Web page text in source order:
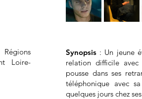
Régions
Loire-
Synopsis : Un jeune
relation difficile
pousse dans ses
téléphonique avec
quelques jours chez